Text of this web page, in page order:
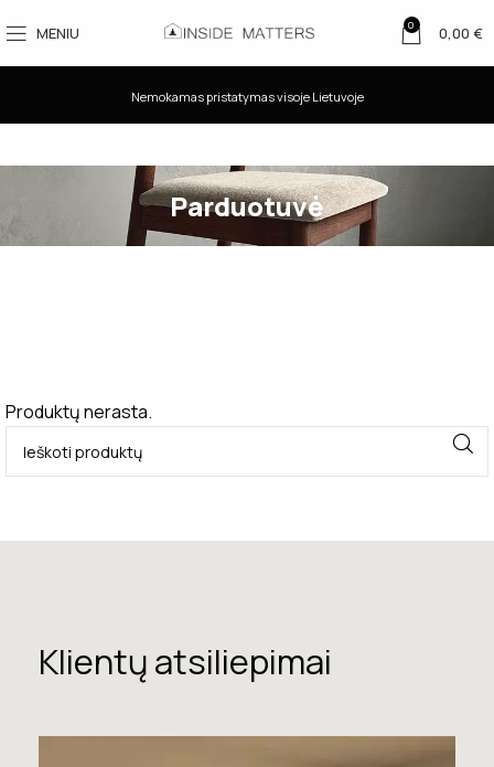
MENIU 0 0,00 €
Nemokamas pristatymas visoje Lietuvoje
Parduotuvė
Produktų nerasta.
Klientų atsiliepimai